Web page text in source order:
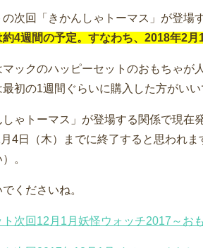
次回「きかんしゃトーマス」が登場
4週間の予定。すなわち、2018年2月
ックのハッピーセットのおもちゃが
初の1週間ぐらいに購入した方がいい
ゃトーマス」が登場する関係で現在
4日（木）までに終了すると思われ
。
くださいね。
次回12月1月妖怪ウォッチ2017～お